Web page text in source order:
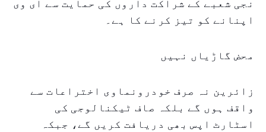
نجی شعبے کے شراکت داروں کی حمایت سے ای وی
اپنانے کو تیز کرنے کا ہے۔
محض گاڑیاں نہیں
زائرین نہ صرف خودرونماوی اختراعات سے
واقف ہوں گے بلکہ صاف ٹیکنالوجی کی
اسٹارٹ اپس بھی دریافت کریں گے، جبکہ